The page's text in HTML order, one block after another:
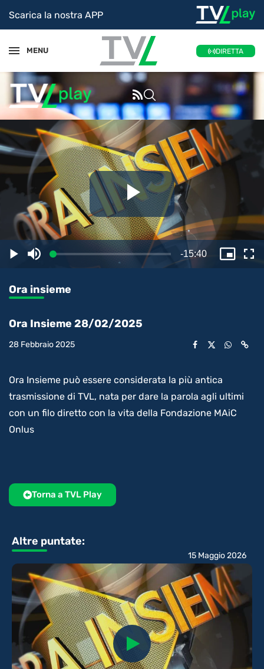
Scarica la nostra APP
MENU DIRETTA
il
PlayDisattiva
Caricato:
Tempo
-15:40
Ora insieme
Ora Insieme 28/02/2025
28 Febbraio 2025
Ora Insieme può essere considerata la più antica
trasmissione di TVL, nata per dare la parola agli ultimi
con un filo diretto con la vita della Fondazione MAiC
Onlus
Torna a TVL Play
Altre puntate:
15 Maggio 2026